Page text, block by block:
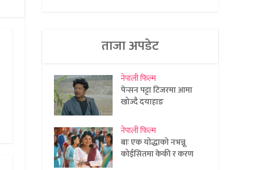
ताजा अपडेट
नेपाली फिल्म
पेन्सन पट्टा टिजरमा आमा
खोज्दै दयाहाङ
नेपाली फिल्म
बाः एक योद्धाको नभन्नू
कोईसितमा केकी र करण